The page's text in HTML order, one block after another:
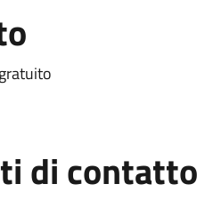
di contatto